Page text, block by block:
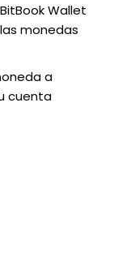
Wallet
monedas
a
cuenta